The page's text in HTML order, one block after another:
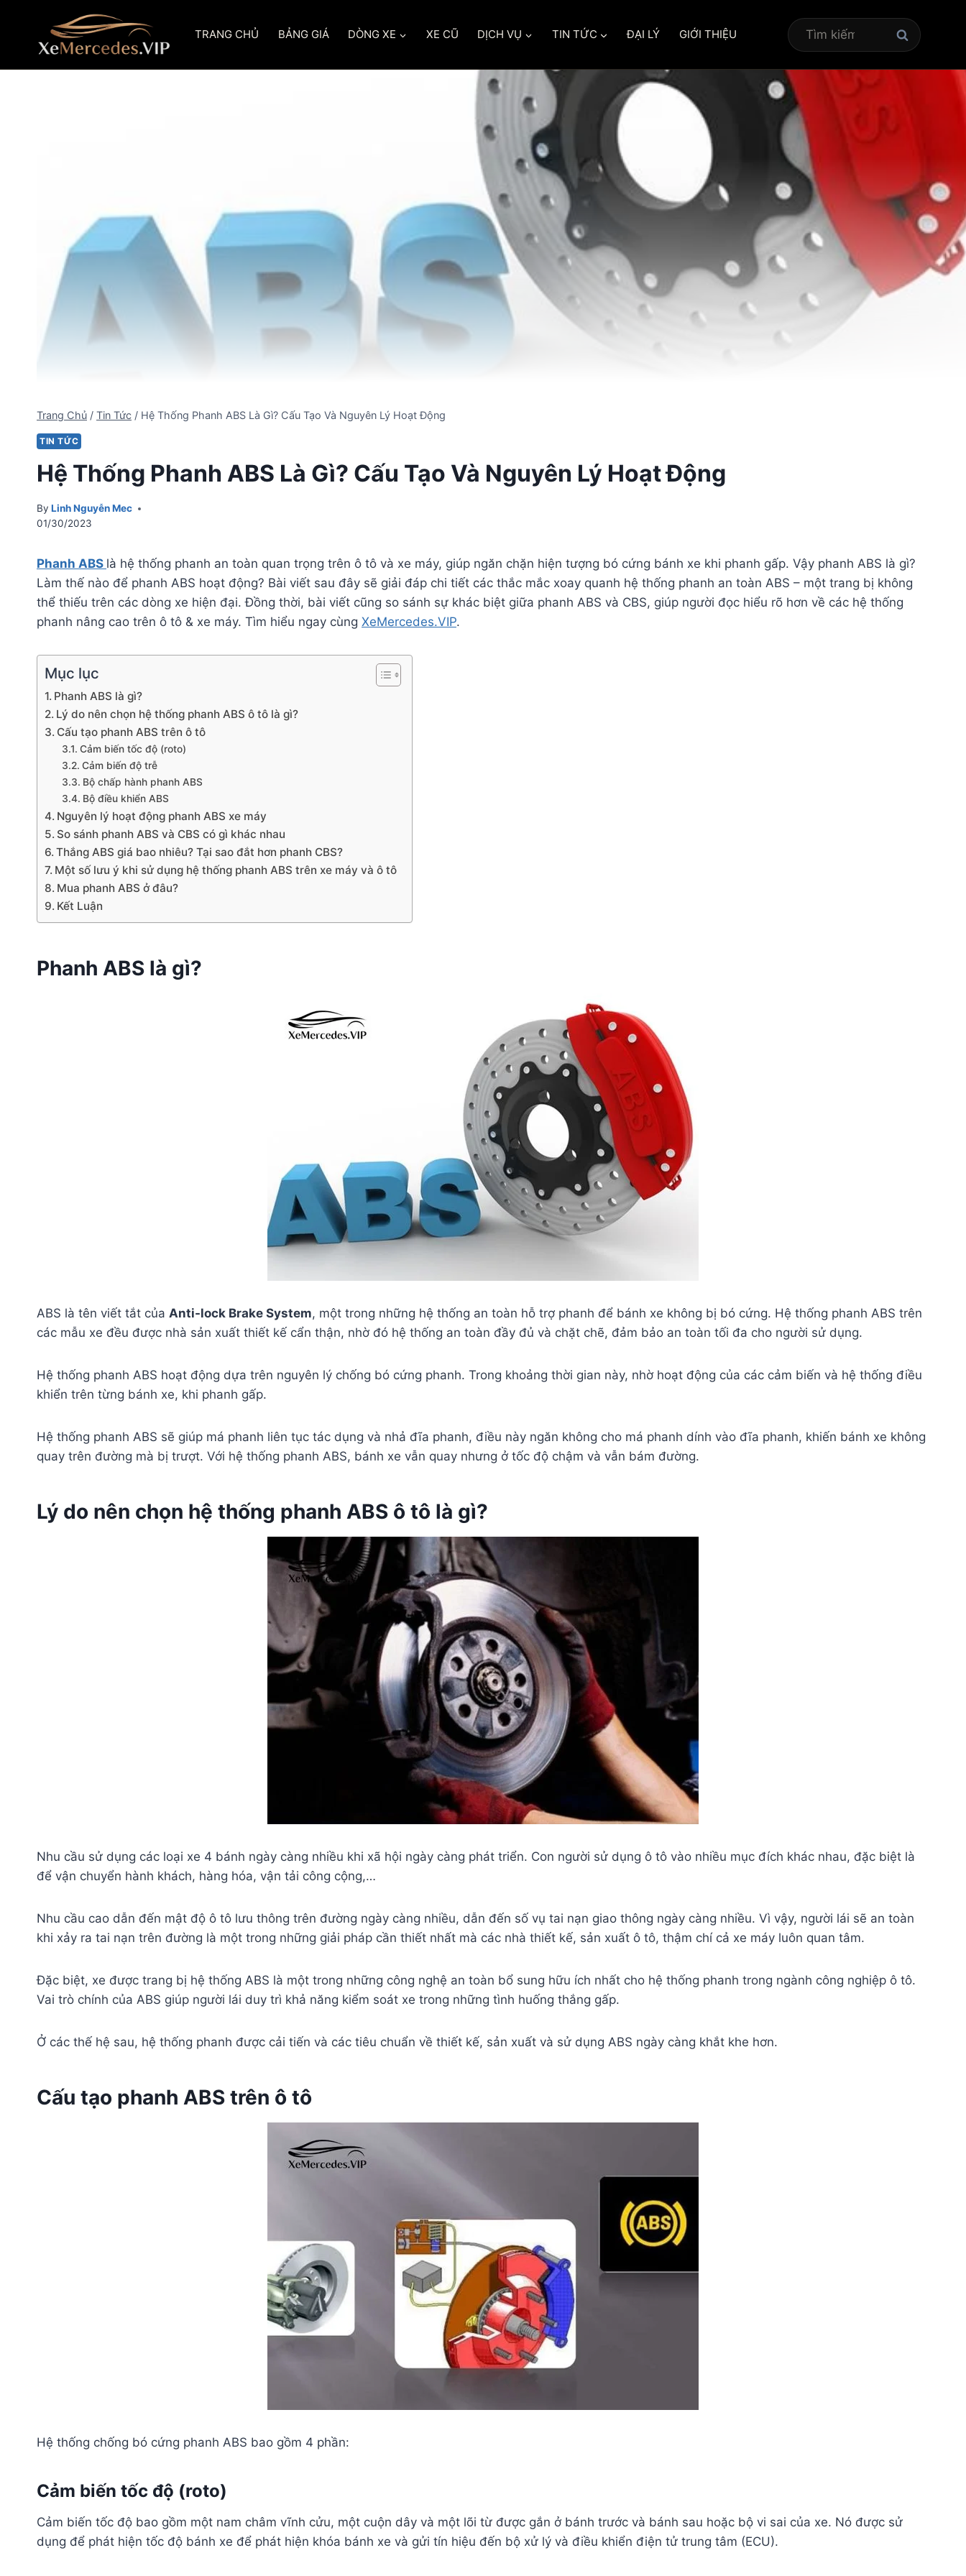
content
TRANG CHỦ BẢNG GIÁ DÒNG XE XE CŨ DỊCH VỤ TIN TỨC ĐẠI LÝ GIỚI THIỆU
Tìm
kiếm
cho:
Trang Chủ / Tin Tức / Hệ Thống Phanh ABS Là Gì? Cấu Tạo Và Nguyên Lý Hoạt Động
TIN TỨC
Hệ Thống Phanh ABS Là Gì? Cấu Tạo Và Nguyên Lý Hoạt Động
By Linh Nguyễn Mec
01/30/2023
Phanh ABS là hệ thống phanh an toàn quan trọng trên ô tô và xe máy, giúp ngăn chặn hiện tượng bó cứng bánh xe khi phanh gấp. Vậy phanh ABS là gì?
Làm thế nào để phanh ABS hoạt động? Bài viết sau đây sẽ giải đáp chi tiết các thắc mắc xoay quanh hệ thống phanh an toàn ABS – một trang bị không
thể thiếu trên các dòng xe hiện đại. Đồng thời, bài viết cũng so sánh sự khác biệt giữa phanh ABS và CBS, giúp người đọc hiểu rõ hơn về các hệ thống
phanh nâng cao trên ô tô & xe máy. Tìm hiểu ngay cùng XeMercedes.VIP.
Mục lục
Phanh ABS là gì?
Lý do nên chọn hệ thống phanh ABS ô tô là gì?
Cấu tạo phanh ABS trên ô tô
Cảm biến tốc độ (roto)
Cảm biến độ trễ
Bộ chấp hành phanh ABS
Bộ điều khiển ABS
Nguyên lý hoạt động phanh ABS xe máy
So sánh phanh ABS và CBS có gì khác nhau
Thắng ABS giá bao nhiêu? Tại sao đắt hơn phanh CBS?
Một số lưu ý khi sử dụng hệ thống phanh ABS trên xe máy và ô tô
Mua phanh ABS ở đâu?
Kết Luận
Phanh ABS là gì?
ABS là tên viết tắt của Anti-lock Brake System, một trong những hệ thống an toàn hỗ trợ phanh để bánh xe không bị bó cứng. Hệ thống phanh ABS trên
các mẫu xe đều được nhà sản xuất thiết kế cẩn thận, nhờ đó hệ thống an toàn đầy đủ và chặt chẽ, đảm bảo an toàn tối đa cho người sử dụng.
Hệ thống phanh ABS hoạt động dựa trên nguyên lý chống bó cứng phanh. Trong khoảng thời gian này, nhờ hoạt động của các cảm biến và hệ thống điều
khiển trên từng bánh xe, khi phanh gấp.
Hệ thống phanh ABS sẽ giúp má phanh liên tục tác dụng và nhả đĩa phanh, điều này ngăn không cho má phanh dính vào đĩa phanh, khiến bánh xe không
quay trên đường mà bị trượt. Với hệ thống phanh ABS, bánh xe vẫn quay nhưng ở tốc độ chậm và vẫn bám đường.
Lý do nên chọn hệ thống phanh ABS ô tô là gì?
Nhu cầu sử dụng các loại xe 4 bánh ngày càng nhiều khi xã hội ngày càng phát triển. Con người sử dụng ô tô vào nhiều mục đích khác nhau, đặc biệt là
để vận chuyển hành khách, hàng hóa, vận tải công cộng,…
Nhu cầu cao dẫn đến mật độ ô tô lưu thông trên đường ngày càng nhiều, dẫn đến số vụ tai nạn giao thông ngày càng nhiều. Vì vậy, người lái sẽ an toàn
khi xảy ra tai nạn trên đường là một trong những giải pháp cần thiết nhất mà các nhà thiết kế, sản xuất ô tô, thậm chí cả xe máy luôn quan tâm.
Đặc biệt, xe được trang bị hệ thống ABS là một trong những công nghệ an toàn bổ sung hữu ích nhất cho hệ thống phanh trong ngành công nghiệp ô tô.
Vai trò chính của ABS giúp người lái duy trì khả năng kiểm soát xe trong những tình huống thắng gấp.
Ở các thế hệ sau, hệ thống phanh được cải tiến và các tiêu chuẩn về thiết kế, sản xuất và sử dụng ABS ngày càng khắt khe hơn.
Cấu tạo phanh ABS trên ô tô
Hệ thống chống bó cứng phanh ABS bao gồm 4 phần:
Cảm biến tốc độ (roto)
Cảm biến tốc độ bao gồm một nam châm vĩnh cửu, một cuộn dây và một lõi từ được gắn ở bánh trước và bánh sau hoặc bộ vi sai của xe. Nó được sử
dụng để phát hiện tốc độ bánh xe để phát hiện khóa bánh xe và gửi tín hiệu đến bộ xử lý và điều khiển điện tử trung tâm (ECU).